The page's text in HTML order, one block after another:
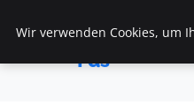
Fds
Wir verwenden Cookies, um